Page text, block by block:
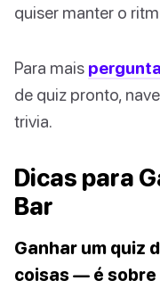
quiser manter o
Para mais
de quiz pronto,
trivia.
Dicas para
Bar
Ganhar um quiz
coisas — é